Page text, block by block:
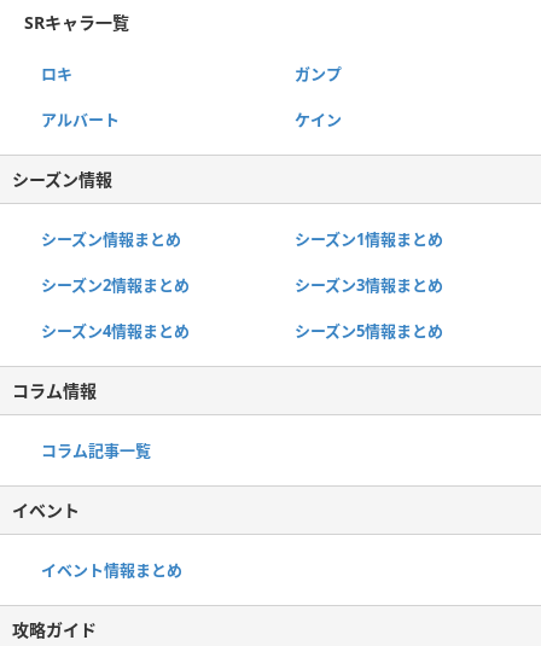
SRキャラ一覧
ロキ ガンプ
アルバート ケイン
シーズン情報
シーズン情報まとめ シーズン1情報まとめ
シーズン2情報まとめ シーズン3情報まとめ
シーズン4情報まとめ シーズン5情報まとめ
コラム情報
コラム記事一覧
イベント
イベント情報まとめ
攻略ガイド